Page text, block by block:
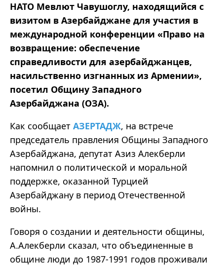
НАТО Мевлют Чавушоглу, находящийся с
визитом в Азербайджане для участия в
международной конференции «Право на
возвращение: обеспечение
справедливости для азербайджанцев,
насильственно изгнанных из Армении»,
посетил Общину Западного
Азербайджана (ОЗА).
Как сообщает АЗЕРТАДЖ, на встрече
председатель правления Общины Западного
Азербайджана, депутат Азиз Алекберли
напомнил о политической и моральной
поддержке, оказанной Турцией
Азербайджану в период Отечественной
войны.
Говоря о создании и деятельности общины,
А.Алекберли сказал, что объединенные в
общине люди до 1987-1991 годов проживали